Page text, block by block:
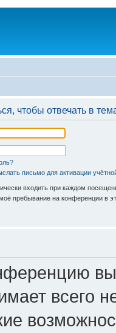
чтобы отвечать в
письмо для активации
входить при каждом
пребывание на конференции в
всего